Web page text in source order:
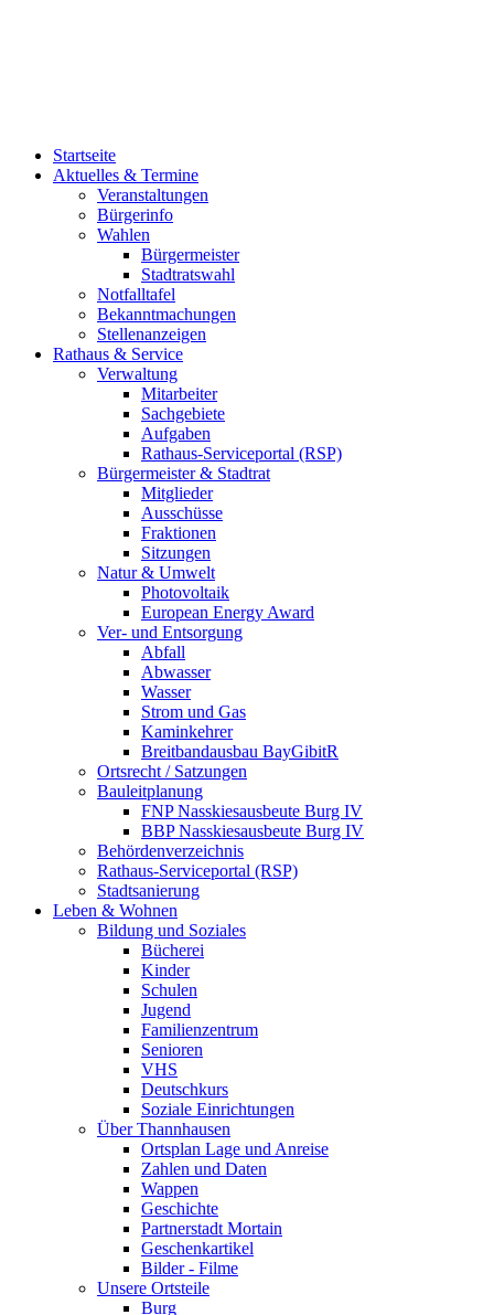
Startseite
Aktuelles & Termine
Veranstaltungen
Bürgerinfo
Wahlen
Bürgermeister
Stadtratswahl
Notfalltafel
Bekanntmachungen
Stellenanzeigen
Rathaus & Service
Verwaltung
Mitarbeiter
Sachgebiete
Aufgaben
Rathaus-Serviceportal (RSP)
Bürgermeister & Stadtrat
Mitglieder
Ausschüsse
Fraktionen
Sitzungen
Natur & Umwelt
Photovoltaik
European Energy Award
Ver- und Entsorgung
Abfall
Abwasser
Wasser
Strom und Gas
Kaminkehrer
Breitbandausbau BayGibitR
Ortsrecht / Satzungen
Bauleitplanung
FNP Nasskiesausbeute Burg IV
BBP Nasskiesausbeute Burg IV
Behördenverzeichnis
Rathaus-Serviceportal (RSP)
Stadtsanierung
Leben & Wohnen
Bildung und Soziales
Bücherei
Kinder
Schulen
Jugend
Familienzentrum
Senioren
VHS
Deutschkurs
Soziale Einrichtungen
Über Thannhausen
Ortsplan Lage und Anreise
Zahlen und Daten
Wappen
Geschichte
Partnerstadt Mortain
Geschenkartikel
Bilder - Filme
Unsere Ortsteile
Burg